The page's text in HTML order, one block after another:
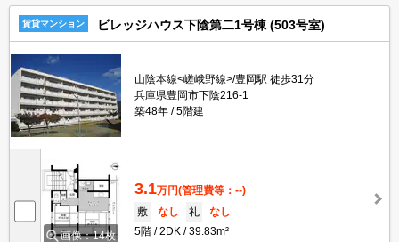
賃貸マンション ビレッジハウス下陰第二1号棟 (503号室)
山陰本線<嵯峨野線>/豊岡駅 徒歩31分
兵庫県豊岡市下陰216-1
築48年
5階建
画像：14枚
3.1万円(管理費等：--)
敷
なし 礼
なし
5階
2DK 39.83m²